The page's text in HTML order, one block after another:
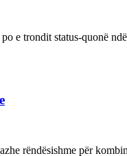
e trondit status-quonë
rëndësishme për